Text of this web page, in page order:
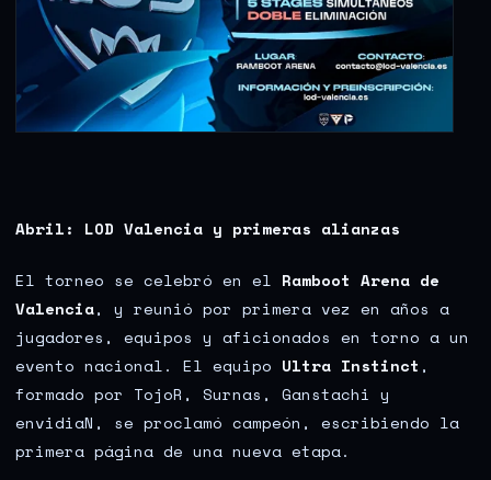
Abril: LOD Valencia y primeras alianzas
El torneo se celebró en el Ramboot Arena de
Valencia, y reunió por primera vez en años a
jugadores, equipos y aficionados en torno a un
evento nacional. El equipo Ultra Instinct ,
formado por TojoR, Surnas, Ganstachi y
envidiaN, se proclamó campeón, escribiendo la
primera página de una nueva etapa.